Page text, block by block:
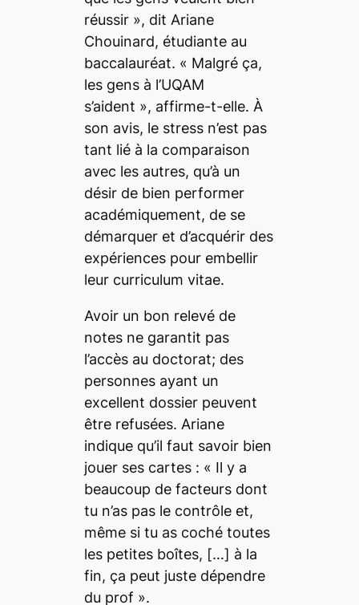
réussir », dit Ariane
Chouinard, étudiante au
baccalauréat. « Malgré ça,
les gens à l’UQAM
s’aident », affirme-t-elle. À
son avis, le stress n’est pas
tant lié à la comparaison
avec les autres, qu’à un
désir de bien performer
académiquement, de se
démarquer et d’acquérir des
expériences pour embellir
leur curriculum vitae.
Avoir un bon relevé de
notes ne garantit pas
l’accès au doctorat; des
personnes ayant un
excellent dossier peuvent
être refusées. Ariane
indique qu’il faut savoir bien
jouer ses cartes : « Il y a
beaucoup de facteurs dont
tu n’as pas le contrôle et,
même si tu as coché toutes
les petites boîtes, […] à la
fin, ça peut juste dépendre
du prof ».